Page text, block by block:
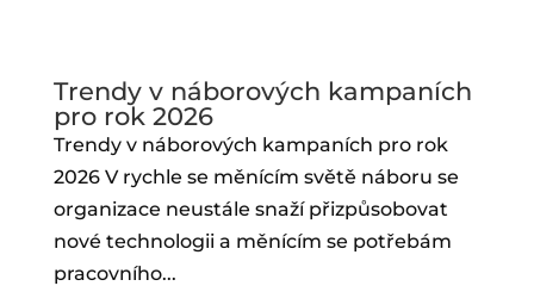
Trendy v náborových kampaních
pro rok 2026
Trendy v náborových kampaních pro rok
2026 V rychle se měnícím světě náboru se
organizace neustále snaží přizpůsobovat
nové technologii a měnícím se potřebám
pracovního...